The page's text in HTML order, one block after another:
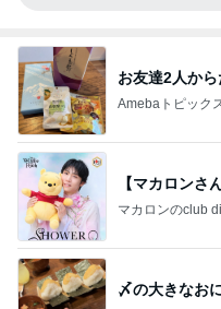
お友達2人か
Amebaトピック
【マカロンさ
マカロンのclub
〆の大きなお